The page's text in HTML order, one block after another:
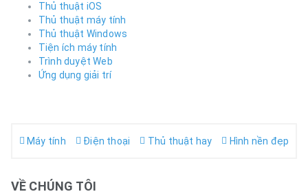
Thủ thuật iOS
Thủ thuật máy tính
Thủ thuật Windows
Tiện ích máy tính
Trình duyệt Web
Ứng dụng giải trí
Máy tính Điện thoại Thủ thuật hay Hình nền đẹp
VỀ CHÚNG TÔI